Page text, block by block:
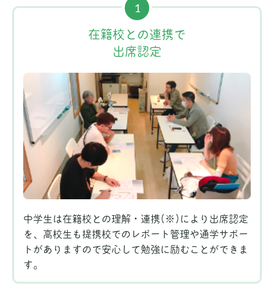
1
在籍校との連携で
出席認定
中学生は在籍校との理解・連携(※)により出席認定
を、高校生も提携校でのレポート管理や通学サポー
トがありますので安心して勉強に励むことができま
す。